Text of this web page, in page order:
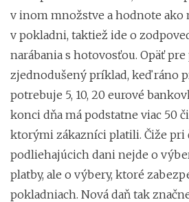
v inom množstve a hodnote ako
v pokladni, taktiež ide o
narábania s hotovosťou. Opäť pre
zjednodušený príklad, keď ráno
potrebuje 5, 10, 20 eurové
konci dňa má podstatne viac 50
ktorými zákazníci platili. Čiže pri
podliehajúcich dani nejde o
platby, ale o výbery, ktoré
pokladniach. Nová daň tak